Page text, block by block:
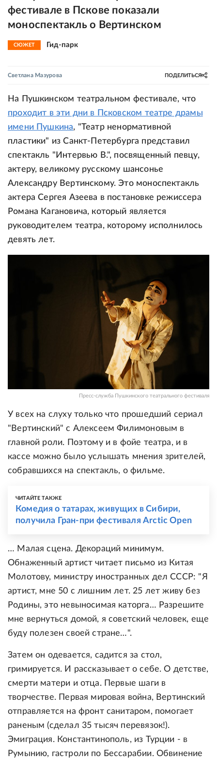
фестивале в Пскове показали
моноспектакль о Вертинском
СЮЖЕТ Гид-парк
Светлана Мазурова ПОДЕЛИТЬСЯ
На Пушкинском театральном фестивале, что
проходит в эти дни в Псковском театре драмы
имени Пушкина, "Театр ненормативной
пластики" из Санкт-Петербурга представил
спектакль "Интервью В.", посвященный певцу,
актеру, великому русскому шансонье
Александру Вертинскому. Это моноспектакль
актера Сергея Азеева в постановке режиссера
Романа Кагановича, который является
руководителем театра, которому исполнилось
девять лет.
Пресс-служба Пушкинского театрального фестиваля
У всех на слуху только что прошедший сериал
"Вертинский" с Алексеем Филимоновым в
главной роли. Поэтому и в фойе театра, и в
кассе можно было услышать мнения зрителей,
собравшихся на спектакль, о фильме.
ЧИТАЙТЕ ТАКЖЕ
Комедия о татарах, живущих в Сибири,
получила Гран-при фестиваля Arctic Open
… Малая сцена. Декораций минимум.
Обнаженный артист читает письмо из Китая
Молотову, министру иностранных дел СССР: "Я
артист, мне 50 с лишним лет. 25 лет живу без
Родины, это невыносимая каторга… Разрешите
мне вернуться домой, я советский человек, еще
буду полезен своей стране…".
Затем он одевается, садится за стол,
гримируется. И рассказывает о себе. О детстве,
смерти матери и отца. Первые шаги в
творчестве. Первая мировая война, Вертинский
отправляется на фронт санитаром, помогает
раненым (сделал 35 тысяч перевязок!).
Эмиграция. Константинополь, из Турции - в
Румынию, гастроли по Бессарабии. Обвинение